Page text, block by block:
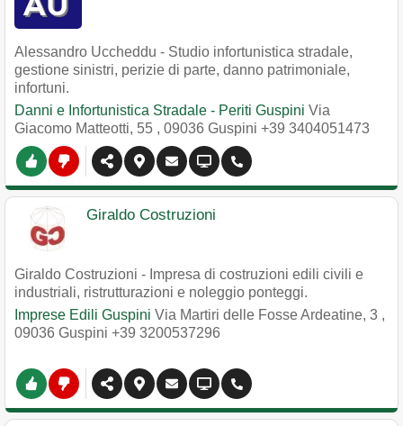
Alessandro Uccheddu - Studio infortunistica stradale,
gestione sinistri, perizie di parte, danno patrimoniale,
infortuni.
Danni e Infortunistica Stradale - Periti Guspini Via
Giacomo Matteotti, 55 , 09036 Guspini +39 3404051473
Giraldo Costruzioni
Giraldo Costruzioni - Impresa di costruzioni edili civili e
industriali, ristrutturazioni e noleggio ponteggi.
Imprese Edili Guspini Via Martiri delle Fosse Ardeatine, 3 ,
09036 Guspini +39 3200537296